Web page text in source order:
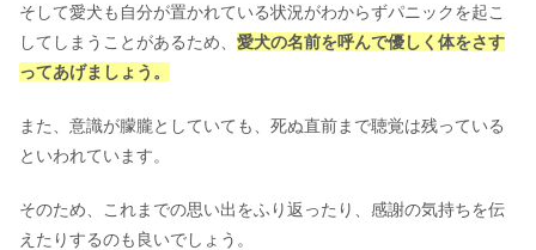
そして愛犬も自分が置かれている状況がわからずパニックを起こ
してしまうことがあるため、 愛犬の名前を呼んで優しく体をさす
ってあげましょう。
また、意識が朦朧としていても、死ぬ直前まで聴覚は残っている
といわれています。
そのため、これまでの思い出をふり返ったり、感謝の気持ちを伝
えたりするのも良いでしょう。